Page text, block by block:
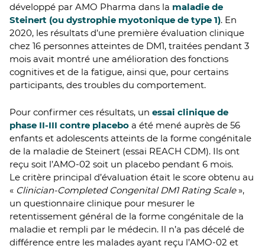
développé par AMO Pharma dans la maladie de
Steinert (ou dystrophie myotonique de type 1). En
2020, les résultats d’une première évaluation clinique
chez 16 personnes atteintes de DM1, traitées pendant 3
mois avait montré une amélioration des fonctions
cognitives et de la fatigue, ainsi que, pour certains
participants, des troubles du comportement.
Pour confirmer ces résultats, un essai clinique de
phase II-III contre placebo a été mené auprès de 56
enfants et adolescents atteints de la forme congénitale
de la maladie de Steinert (essai REACH CDM). Ils ont
reçu soit l’AMO-02 soit un placebo pendant 6 mois.
Le critère principal d’évaluation était le score obtenu au
« Clinician-Completed Congenital DM1 Rating Scale»,
un questionnaire clinique pour mesurer le
retentissement général de la forme congénitale de la
maladie et rempli par le médecin. Il n’a pas décelé de
différence entre les malades ayant reçu l’AMO-02 et